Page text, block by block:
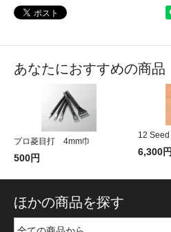
あなたにおすすめの商品
プロ菱目打 4mm巾
500円
12
6,300円
ほかの商品を探す